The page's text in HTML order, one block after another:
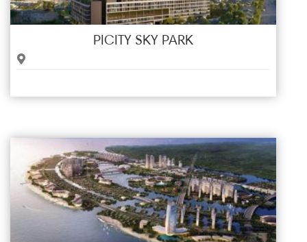
PICITY SKY PARK